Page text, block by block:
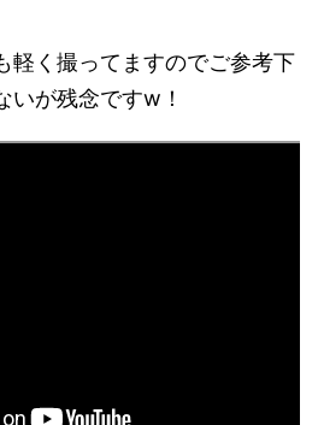
軽く撮ってますのでご参考下
いが残念ですw！